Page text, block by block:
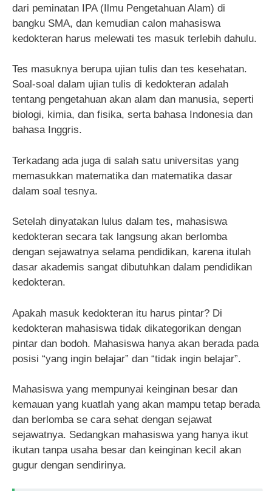
dari peminatan IPA (Ilmu Pengetahuan Alam) di
bangku SMA, dan kemudian calon mahasiswa
kedokteran harus melewati tes masuk terlebih dahulu.
Tes masuknya berupa ujian tulis dan tes kesehatan.
Soal-soal dalam ujian tulis di kedokteran adalah
tentang pengetahuan akan alam dan manusia, seperti
biologi, kimia, dan fisika, serta bahasa Indonesia dan
bahasa Inggris.
Terkadang ada juga di salah satu universitas yang
memasukkan matematika dan matematika dasar
dalam soal tesnya.
Setelah dinyatakan lulus dalam tes, mahasiswa
kedokteran secara tak langsung akan berlomba
dengan sejawatnya selama pendidikan, karena itulah
dasar akademis sangat dibutuhkan dalam pendidikan
kedokteran.
Apakah masuk kedokteran itu harus pintar? Di
kedokteran mahasiswa tidak dikategorikan dengan
pintar dan bodoh. Mahasiswa hanya akan berada pada
posisi “yang ingin belajar” dan “tidak ingin belajar”.
Mahasiswa yang mempunyai keinginan besar dan
kemauan yang kuatlah yang akan mampu tetap berada
dan berlomba se cara sehat dengan sejawat
sejawatnya. Sedangkan mahasiswa yang hanya ikut
ikutan tanpa usaha besar dan keinginan kecil akan
gugur dengan sendirinya.